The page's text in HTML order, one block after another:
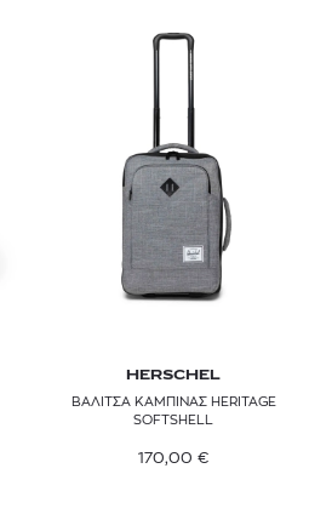
HERSCHEL
ΒΑΛΙΤΣΑ ΚΑΜΠΙΝΑΣ HERITAGE
SOFTSHELL
170,00 €